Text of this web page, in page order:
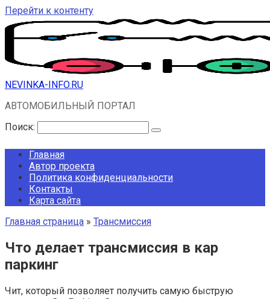
Перейти к контенту
NEVINKA-INFO.RU
АВТОМОБИЛЬНЫЙ ПОРТАЛ
Поиск:
Главная
Автор проекта
Политика конфиденциальности
Контакты
Карта сайта
Главная страница » Трансмиссия
Что делает трансмиссия в кар
паркинг
Чит, который позволяет получить самую быструю